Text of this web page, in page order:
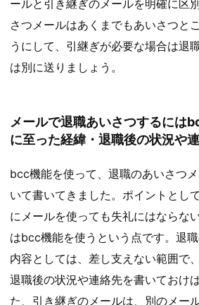
ールと引き継ぎのメールを明確に区
さつメールはあくまでもあいさつと
うにして、引継ぎが必要な場合は退
は別に送りましょう。
メールで退職あいさつするには
に至った経緯・退職後の状況や
bcc機能を使って、退職のあいさつ
いて書いてきました。ポイントとし
にメールを使っても失礼にはならな
はbcc機能を使うという点です。退
内容としては、差し支えない範囲で
退職後の状況や連絡先を書いておけ
た、引き継ぎのメールは、別のメー